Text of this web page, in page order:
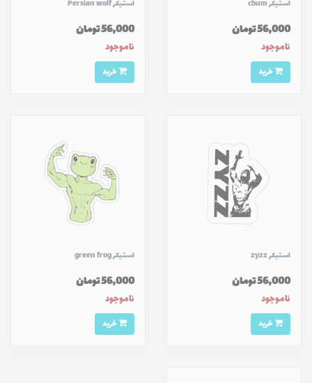
استیکر cbum
56,000 تومان
ناموجود
استیکر Persian wolf
56,000 تومان
ناموجود
استیکر zyzz
56,000 تومان
ناموجود
استیکر green frog
56,000 تومان
ناموجود